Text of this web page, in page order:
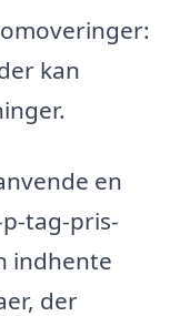
kan
en
tag-pris-
indhente
der